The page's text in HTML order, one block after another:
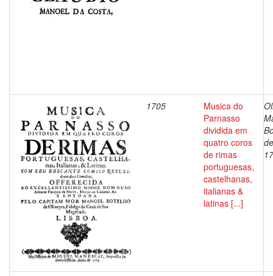
1705
Musica do
Parnasso
dividida em
quatro coros
de rimas
portuguesas,
castelhanas,
italianas &
latinas [...]